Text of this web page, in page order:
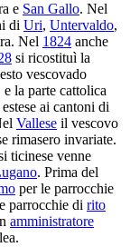
e San Gallo. Nel
di Uri, Untervaldo,
Nel 1824 anche
si ricostituì la
vescovado
e la parte cattolica
ai cantoni di
Vallese il vescovo
rimasero invariate.
ticinese venne
. Prima del
per le parrocchie
parrocchie di rito
amministratore